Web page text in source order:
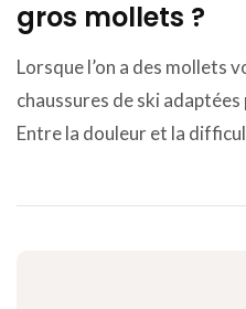
gros mollets ?
Lorsque l’on a des mollets
chaussures de ski
Entre la douleur et la